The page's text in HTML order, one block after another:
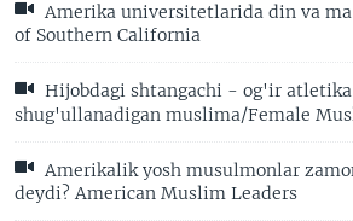
Amerika universitetlarida din va
of Southern California
Hijobdagi shtangachi - og'ir
shug'ullanadigan muslima/Female
Amerikalik yosh musulmonlar
deydi? American Muslim Leaders